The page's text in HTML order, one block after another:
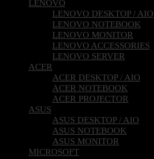
LENOVO
LENOVO DESKTOP / AIO
LENOVO NOTEBOOK
LENOVO MONITOR
LENOVO ACCESSORIES
LENOVO SERVER
ACER
ACER DESKTOP / AIO
ACER NOTEBOOK
ACER PROJECTOR
ASUS
ASUS DESKTOP / AIO
ASUS NOTEBOOK
ASUS MONITOR
MICROSOFT